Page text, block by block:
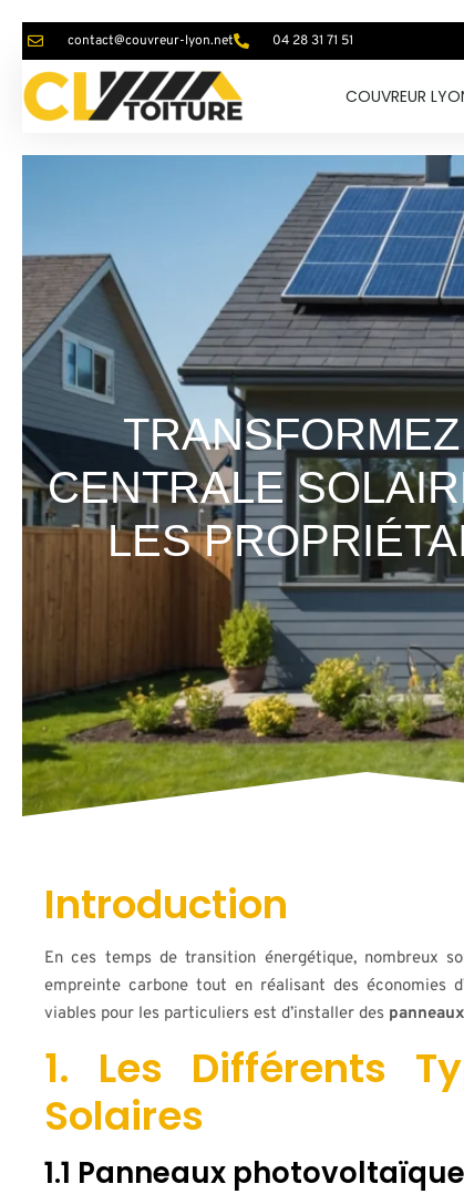
contact@couvreur-lyon.net 04 28 31 71 51
COUVREUR
CENTRALE
LES
Introduction
En ces temps de transition énergétique, nombreux
empreinte carbone tout en réalisant des économies
viables pour les particuliers est d’installer des
1. Les Différents
Solaires
1.1 Panneaux